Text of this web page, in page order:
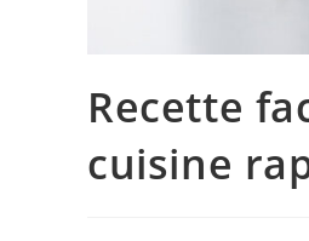
Recette
cuisine